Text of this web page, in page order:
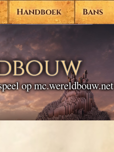
Handboek Bans
op mc.wereldbouw.net